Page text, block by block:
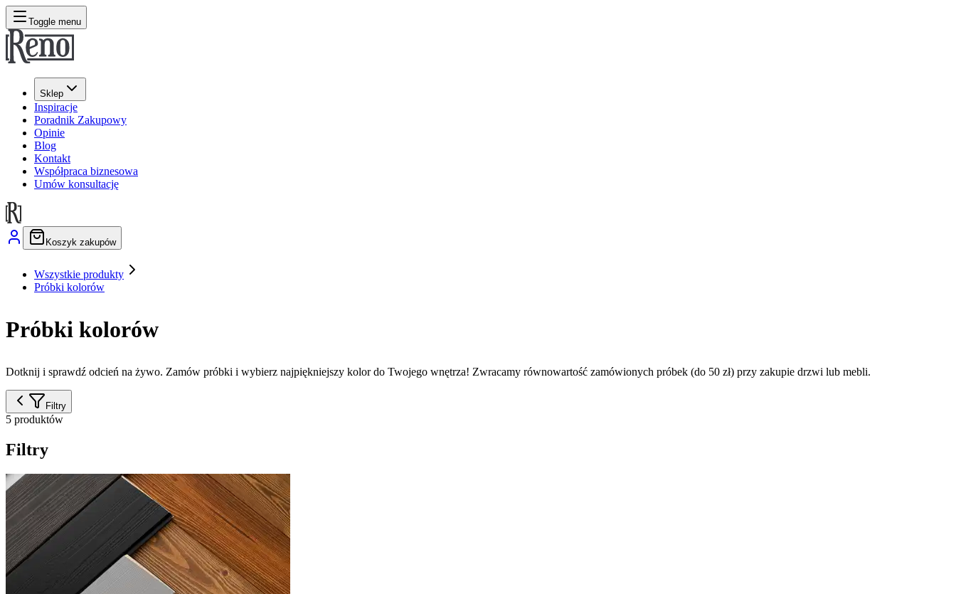
Toggle menu
Sklep
Inspiracje
Poradnik Zakupowy
Opinie
Blog
Kontakt
Współpraca biznesowa
Umów konsultację
Koszyk zakupów
Wszystkie produkty
Próbki kolorów
Próbki kolorów
Dotknij i sprawdź odcień na żywo. Zamów próbki i wybierz najpiękniejszy kolor do Twojego wnętrza! Zwracamy równowartość zamówionych próbek (do 50 zł) przy zakupie drzwi lub mebli.
Filtry
5 produktów
Filtry